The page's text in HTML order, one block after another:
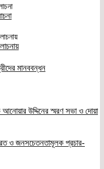
মানববন্ধন
আনোয়ার উদ্দিনের স্মরণ সভা ও দোয়া
ও জনসচেতনতামূলক প্রচার-